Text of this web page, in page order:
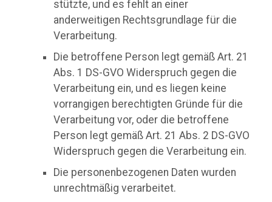
stützte, und es fehlt an einer
anderweitigen Rechtsgrundlage für die
Verarbeitung.
Die betroffene Person legt gemäß Art. 21
Abs. 1 DS-GVO Widerspruch gegen die
Verarbeitung ein, und es liegen keine
vorrangigen berechtigten Gründe für die
Verarbeitung vor, oder die betroffene
Person legt gemäß Art. 21 Abs. 2 DS-GVO
Widerspruch gegen die Verarbeitung ein.
Die personenbezogenen Daten wurden
unrechtmäßig verarbeitet.